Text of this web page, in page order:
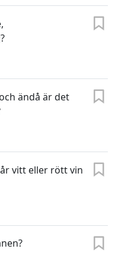
ändå är det
vitt eller rött vin